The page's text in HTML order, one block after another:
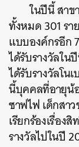
ในปีนี้ สา
ทั้งหมด301ร
แบบองค์กรอีก
ได้รับรางวัลใน
ได้รับรางวัลโน
นี้บุคคลที่อายุน้
ซาฟไฟเด็กสา
เรียกร้องเรื่อง
รางวัลไปในปี